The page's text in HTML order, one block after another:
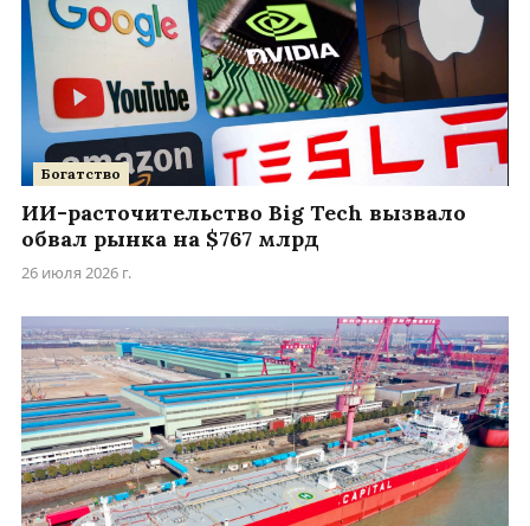
Богатство
ИИ-расточительство Big Tech вызвало
обвал рынка на $767 млрд
26 июля 2026 г.